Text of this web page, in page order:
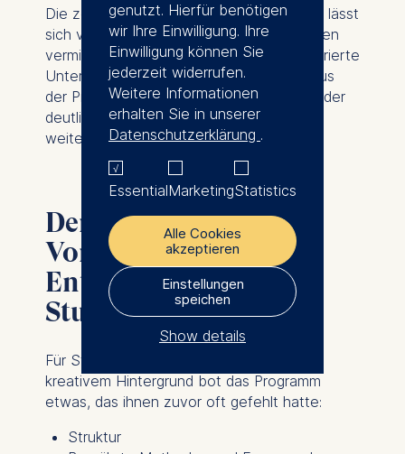
Die zentrale Erkenntnis: Unternehmertum lässt
sich vielleicht nicht allein durch Vorlesungen
vermitteln. Doch durch Mentoring, strukturierte
Unterstützung und ehrliches Feedback aus
der Praxis können Gründerinnen und Gründer
deutlich schneller wachsen und sich
weiterentwickeln.
Der unterschätzte
Vorteil eines
Entrepreneurship-
Studiums
Für Studierende mit technischem oder
kreativem Hintergrund bot das Programm
etwas, das ihnen zuvor oft gefehlt hatte:
Struktur
genutzt. Hierfür benötigen
wir Ihre Einwilligung. Ihre
Einwilligung können Sie
jederzeit widerrufen.
Weitere Informationen
erhalten Sie in unserer
Datenschutzerklärung .
EssentialMarketingStatistics
Alle Cookies
akzeptieren
Einstellungen
speichen
Show details
The controller responsible
for data processing is
ESMT European School of